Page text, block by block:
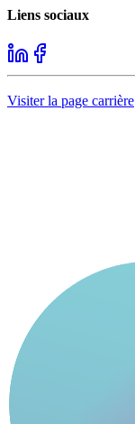
Liens sociaux
Visiter la page carrière